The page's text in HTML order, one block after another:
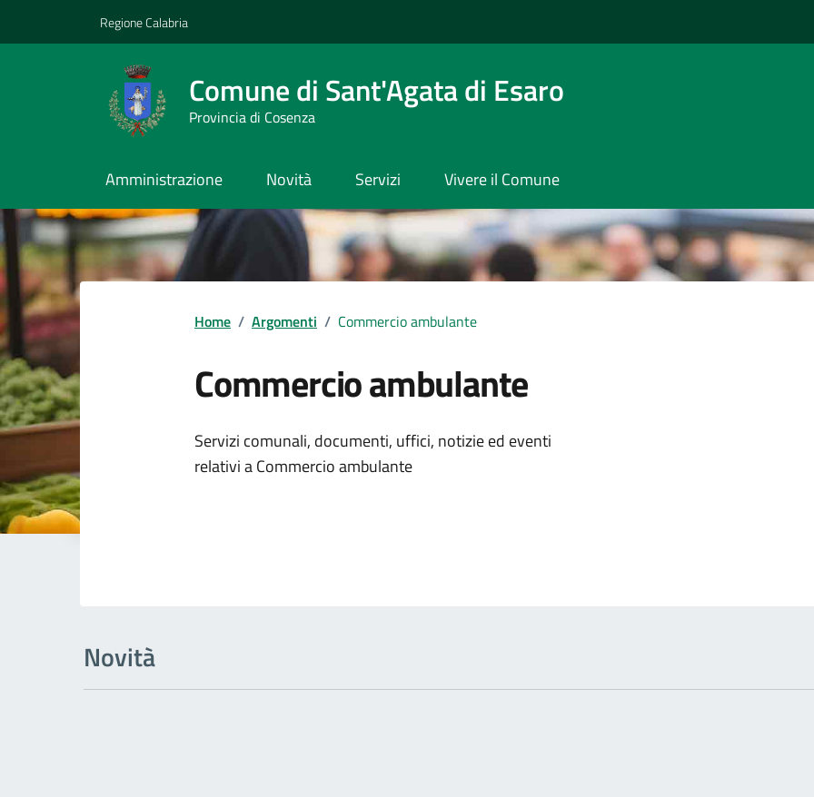
Regione Calabria
Comune di Sant'Agata di Esaro
Provincia di Cosenza
Amministrazione Novità Servizi Vivere il Comune
Home / Argomenti / Commercio ambulante
Commercio ambulante
Dettagli dell'argomento
Servizi comunali, documenti, uffici, notizie ed eventi
relativi a Commercio ambulante
Novità